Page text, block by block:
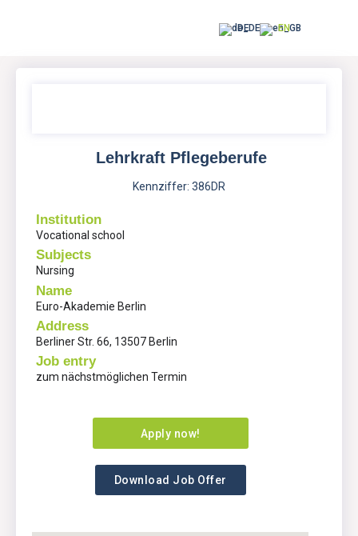
DE EN
Lehrkraft Pflegeberufe
Kennziffer: 386DR
Institution
Vocational school
Subjects
Nursing
Name
Euro-Akademie Berlin
Address
Berliner Str. 66, 13507 Berlin
Job entry
zum nächstmöglichen Termin
Apply now!
Download Job Offer